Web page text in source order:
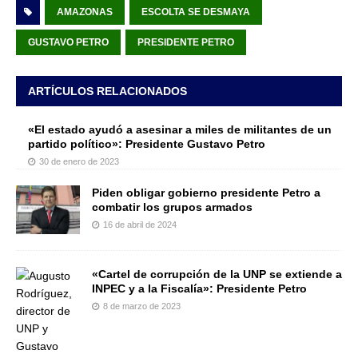
AMAZONAS ESCOLTA SE DESMAYA
GUSTAVO PETRO PRESIDENTE PETRO
ARTÍCULOS RELACIONADOS
«El estado ayudó a asesinar a miles de militantes de un
partido político»: Presidente Gustavo Petro
30 de enero de 2023
Piden obligar gobierno presidente Petro a
combatir los grupos armados
16 de abril de 2024
«Cartel de corrupción de la UNP se extiende a
INPEC y a la Fiscalía»: Presidente Petro
8 de marzo de 2023